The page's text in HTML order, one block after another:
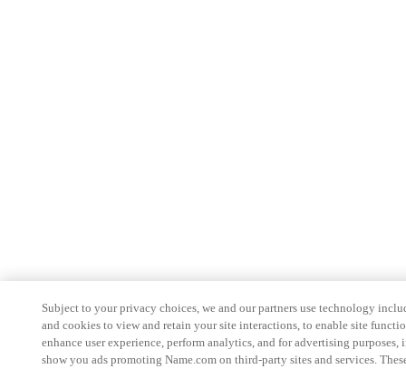
Subject to your privacy choices, we and our partners use technology
and cookies to view and retain your site interactions, to enable site
enhance user experience, perform analytics, and for advertising
show you ads promoting Name.com on third-party sites and services.